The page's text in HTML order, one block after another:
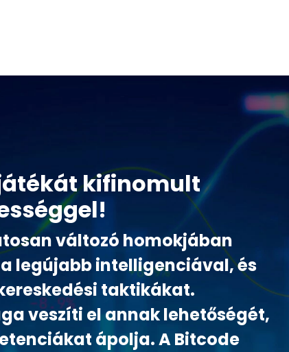
kifinomult
változó homokjában
legújabb intelligenciával, és
taktikákat.
veszíti el annak lehetőségét,
ápolja. A Bitcode